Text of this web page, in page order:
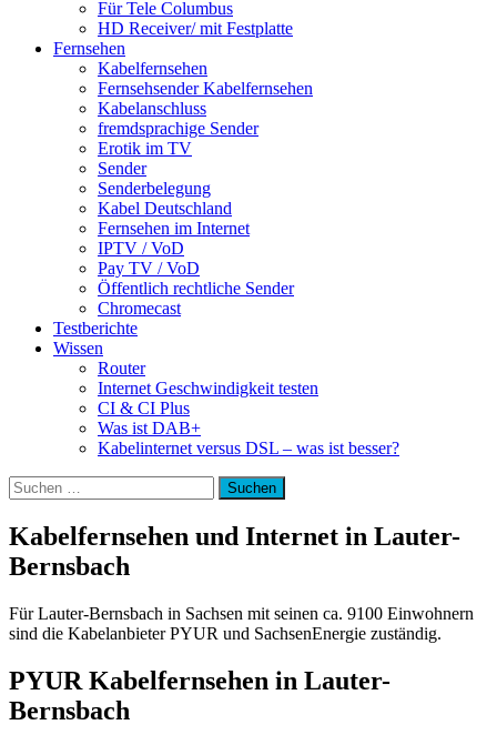
Für Tele Columbus
HD Receiver/ mit Festplatte
Fernsehen
Kabelfernsehen
Fernsehsender Kabelfernsehen
Kabelanschluss
fremdsprachige Sender
Erotik im TV
Sender
Senderbelegung
Kabel Deutschland
Fernsehen im Internet
IPTV / VoD
Pay TV / VoD
Öffentlich rechtliche Sender
Chromecast
Testberichte
Wissen
Router
Internet Geschwindigkeit testen
CI & CI Plus
Was ist DAB+
Kabelinternet versus DSL – was ist besser?
Suchen
nach:
Kabelfernsehen und Internet in Lauter-
Bernsbach
Für Lauter-Bernsbach in Sachsen mit seinen ca. 9100 Einwohnern
sind die Kabelanbieter PYUR und SachsenEnergie zuständig.
PYUR Kabelfernsehen in Lauter-
Bernsbach